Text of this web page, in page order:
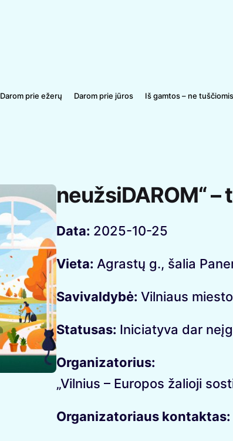
Darom prie ežerų Darom prie jūros Iš gamtos – ne
neužsiDAROM“
Data: 2025-10-25
Vieta: Agrastų g., šalia
Savivaldybė: Vilniaus
Statusas: Iniciatyva dar
Organizatorius:
„Vilnius – Europos žalioji
Organizatoriaus kontaktas: